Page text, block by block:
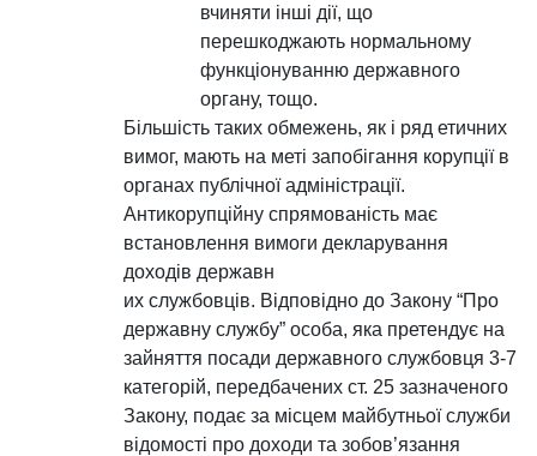
вчиняти інші дії, що
перешкоджають нормальному
функціонуванню державного
органу, тощо.
Більшість таких обмежень, як і ряд етичних
вимог, мають на меті запобігання корупції в
органах публічної адміністрації.
Антикорупційну спрямованість має
встановлення вимоги декларування
доходів державн
их службовців. Відповідно до Закону “Про
державну службу” особа, яка претендує на
зайняття посади державного службовця 3-7
категорій, передбачених ст. 25 зазначеного
Закону, подає за місцем майбутньої служби
відомості про доходи та зобов’язання